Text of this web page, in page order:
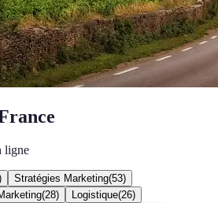
ligne
Stratégies Marketing(53)
(28) Logistique(26)